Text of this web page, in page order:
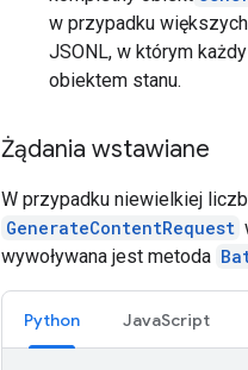
w przypadku
JSONL, w którym
obiektem stanu.
Żądania wstawiane
W przypadku niewielkiej
GenerateContentRequest
wywoływana jest metoda
Python JavaScript